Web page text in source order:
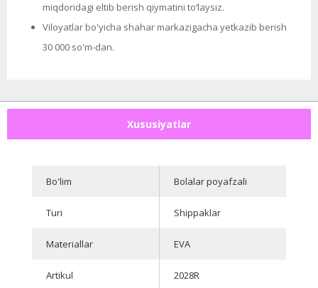
miqdoridagi eltib berish qiymatini to‘laysiz.
Viloyatlar bo'yicha shahar markazigacha yetkazib berish
30 000 so'm-dan.
Xususiyatlar
Bo'lim Bolalar poyafzali
Turi Shippaklar
Materiallar EVA
Artikul 2028R